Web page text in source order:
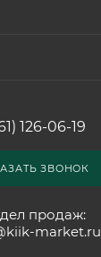
126-06-19
ЗВОНОК
продаж:
market.ru